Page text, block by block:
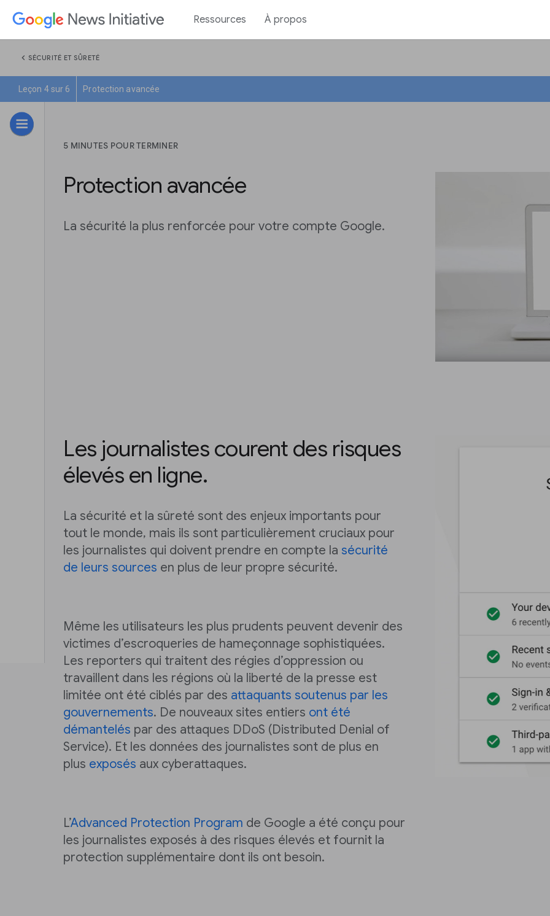
Ressources À propos
chevron_left SÉCURITÉ ET SÛRETÉ
Leçon 4 sur 6 Protection avancée
5 MINUTES POUR TERMINER
Protection avancée
La sécurité la plus renforcée pour votre compte Google.
Les journalistes courent des risques
élevés en ligne.
La sécurité et la sûreté sont des enjeux importants pour
tout le monde, mais ils sont particulièrement cruciaux pour
les journalistes qui doivent prendre en compte la sécurité
de leurs sources en plus de leur propre sécurité.
Même les utilisateurs les plus prudents peuvent devenir des
victimes d’escroqueries de hameçonnage sophistiquées.
Les reporters qui traitent des régies d’oppression ou
travaillent dans les régions où la liberté de la presse est
limitée ont été ciblés par des attaquants soutenus par les
gouvernements. De nouveaux sites entiers ont été
démantelés par des attaques DDoS (Distributed Denial of
Service). Et les données des journalistes sont de plus en
plus exposés aux cyberattaques.
L’Advanced Protection Program de Google a été conçu pour
les journalistes exposés à des risques élevés et fournit la
protection supplémentaire dont ils ont besoin.